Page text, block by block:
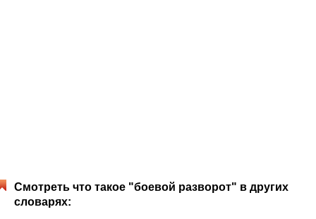
Смотреть что такое "боевой разворот" в других
словарях: